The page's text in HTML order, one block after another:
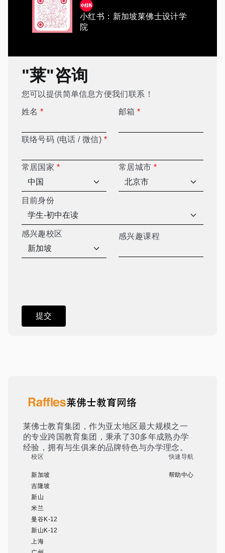
小红书：新加坡莱佛士设计学
院
"莱"咨询
您可以提供简单信息方便我们联系！
姓名 * 邮箱*
联络号码 (电话 / 微信) *
常居国家 * 常居城市*
目前身份
感兴趣校区 感兴趣课程
莱佛士教育集团，作为亚太地区最大规模之一
的专业跨国教育集团，秉承了30多年成熟办学
经验，拥有与生俱来的品牌特色与办学理念。
校区
新加坡
吉隆坡
新山
米兰
曼谷K-12
新山K-12
上海
快速导航
帮助中心